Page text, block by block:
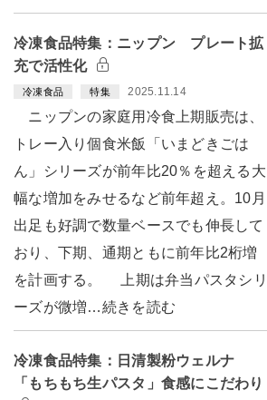
冷凍食品特集：ニップン プレート拡
充で活性化
冷凍食品 特集 2025.11.14
ニップンの家庭用冷食上期販売は、
トレー入り個食米飯「いまどきごは
ん」シリーズが前年比20％を超える大
幅な増加をみせるなど前年超え。10月
出足も好調で数量ベースでも伸長して
おり、下期、通期ともに前年比2桁増
を計画する。 上期は弁当パスタシリ
ーズが微増…続きを読む
冷凍食品特集：日清製粉ウェルナ
「もちもち生パスタ」食感にこだわり